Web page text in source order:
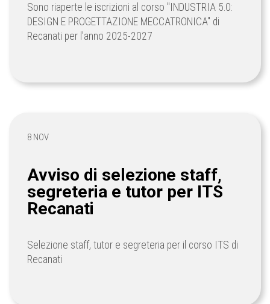
Sono riaperte le iscrizioni al corso "INDUSTRIA 5.0:
DESIGN E PROGETTAZIONE MECCATRONICA" di
Recanati per l'anno 2025-2027
8 NOV
Avviso di selezione staff,
segreteria e tutor per ITS
Recanati
Selezione staff, tutor e segreteria per il corso ITS di
Recanati